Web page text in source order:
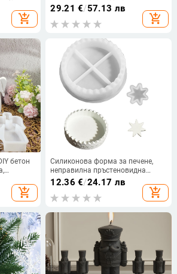
add_shopping_cart
форма за ароматерапия
29.21 €/57.13 лв
add_shopping_cart
бетон
add_shopping_cart
Силиконова форма за печене,
неправилна пръстеновидна
форма, за DIY календар за
Адвент
12.36 €/24.17 лв
add_shopping_cart